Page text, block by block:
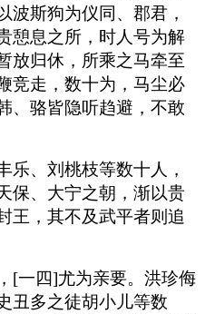
波斯狗为仪同、郡君，
憩息之所，时人号为解
放归休，所乘之马牵至
竞走，数十为，马尘必
、骆皆隐听趋避，不敢
乐、刘桃枝等数十人，
保、大宁之朝，渐以贵
王，其不及武平者则追
[一四]尤为亲要。洪珍侮
丑多之徒胡小儿等数